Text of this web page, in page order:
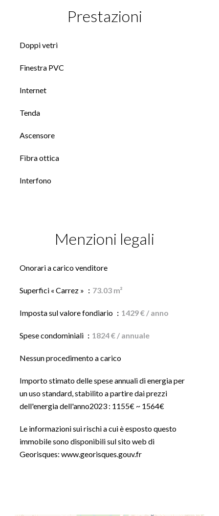
Prestazioni
Doppi vetri
Finestra PVC
Internet
Tenda
Ascensore
Fibra ottica
Interfono
Menzioni legali
Onorari a carico venditore
Superfici « Carrez » 73.03 m²
Imposta sul valore fondiario 1429 € / anno
Spese condominiali 1824 € / annuale
Nessun procedimento a carico
Importo stimato delle spese annuali di energia per
un uso standard, stabilito a partire dai prezzi
dell'energia dell'anno2023 : 1155€ ~ 1564€
Le informazioni sui rischi a cui è esposto questo
immobile sono disponibili sul sito web di
Georisques: www.georisques.gouv.fr